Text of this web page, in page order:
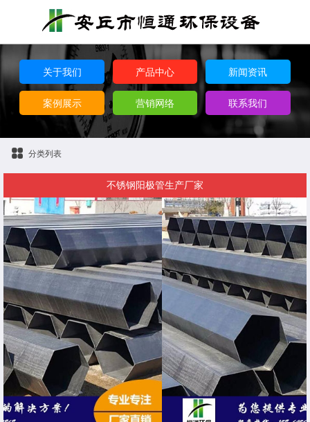
关于我们 产品中心 新闻资讯
案例展示 营销网络 联系我们
分类列表
不锈钢阳极管生产厂家